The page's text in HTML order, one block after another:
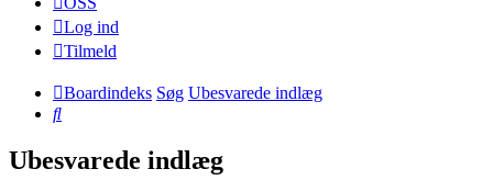
Log ind
Tilmeld
Boardindeks Søg Ubesvarede indlæg
Søg
Ubesvarede indlæg